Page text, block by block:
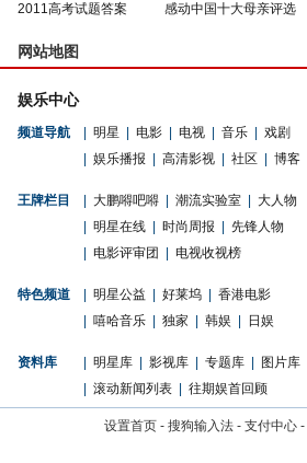
2011高考试题答案
感动中国十大母亲评选
网站地图
娱乐中心
频道导航 明星 电影 电视 音乐
戏剧
娱乐播报 高清影视 社区 博客
王牌栏目 大鹏嘚吧嘚 潮流实验室
大人物
明星在线 时尚周报
先锋人物
电影评审团 电视收视榜
特色频道 明星公益 好莱坞
香港电影
嘻哈音乐 独家 韩娱 日娱
资料库 明星库 影视库 专题库
图片库
滚动新闻列表 往期娱首回顾
设置首页 - 搜狗输入法 - 支付中心 -